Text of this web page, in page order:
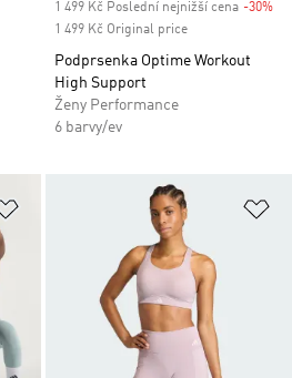
1 499 Kč Poslední nejnižší cena -30%
1 499 Kč Original price
Podprsenka Optime Workout
High Support
Ženy Performance
6 barvy/ev
Přidat do seznamu přání